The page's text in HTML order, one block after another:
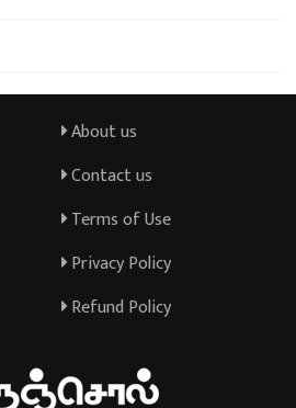
About us
Contact us
Terms of Use
Privacy Policy
Refund Policy